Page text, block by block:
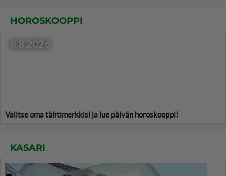
HOROSKOOPPI
8.8.2026
Valitse oma tähtimerkkisi ja lue päivän horoskooppi!
KASARI